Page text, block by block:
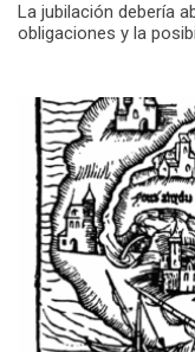
La jubilación debería
obligaciones y la